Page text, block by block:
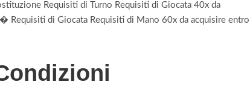
Requisiti di Turno Requisiti di Giocata 40x da
Requisiti di Giocata Requisiti di Mano 60x da acquisire entro